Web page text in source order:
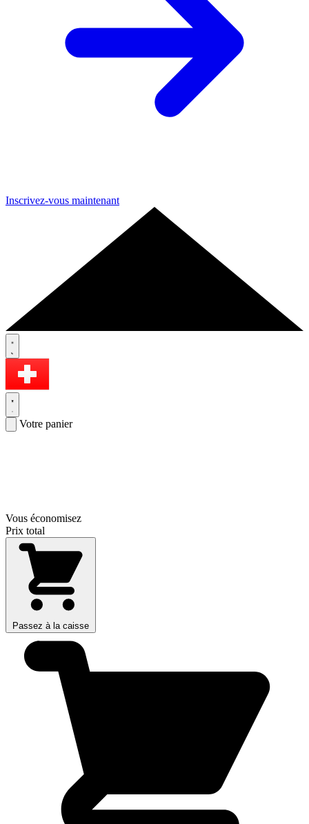
Inscrivez-vous maintenant
Votre panier
Vous économisez
Prix total
Passez à la caisse